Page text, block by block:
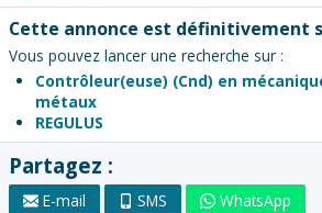
Cette annonce est définitivement
Vous pouvez lancer une recherche sur :
Contrôleur(euse) (Cnd) en
métaux
REGULUS
Partagez :
E-mail SMS
WhatsApp